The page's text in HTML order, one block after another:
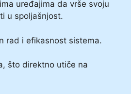
uređajima da vrše svoju
u spoljašnjost.
rad i efikasnost sistema.
što direktno utiče na